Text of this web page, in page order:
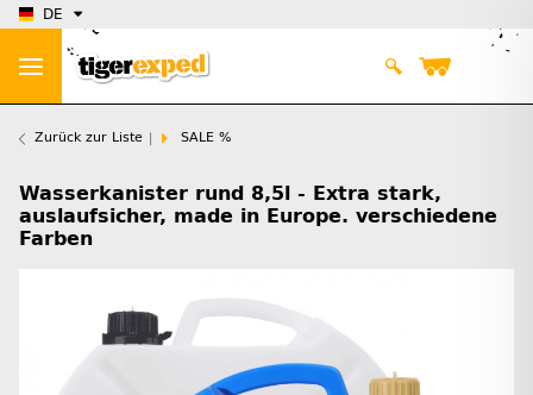
DE
Zurück zur Liste SALE %
Wasserkanister rund 8,5l - Extra stark,
auslaufsicher, made in Europe. verschiedene
Farben